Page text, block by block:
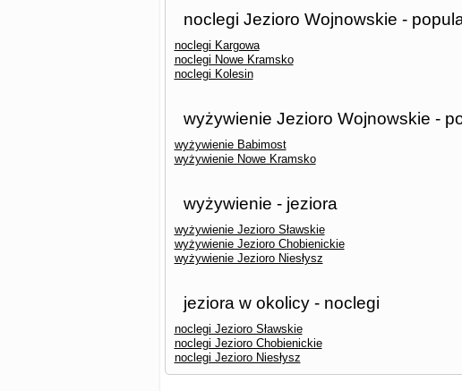
noclegi Jezioro Wojnowskie -
noclegi Kargowa
noclegi Nowe Kramsko
noclegi Kolesin
wyżywienie Jezioro Wojnowskie -
wyżywienie Babimost
wyżywienie Nowe Kramsko
wyżywienie - jeziora
wyżywienie Jezioro Sławskie
wyżywienie Jezioro Chobienickie
wyżywienie Jezioro Niesłysz
jeziora w okolicy - noclegi
noclegi Jezioro Sławskie
noclegi Jezioro Chobienickie
noclegi Jezioro Niesłysz